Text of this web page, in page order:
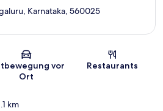
Karte
Karnataka, 560025
vor
Ort
Restaurants
km